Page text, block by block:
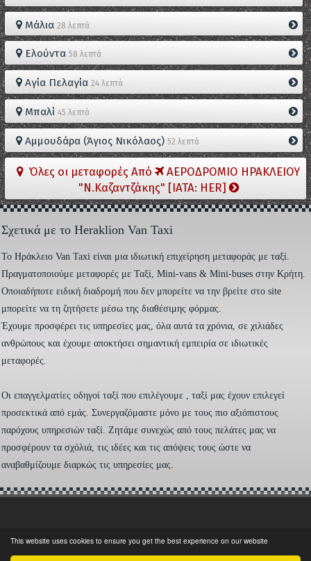
This website uses cookies to ensure you get the best experience on our website
Μάλια 28 λεπτά
Ελούντα 58 λεπτά
Αγία Πελαγία 24 λεπτά
Μπαλί 45 λεπτά
Αμμουδάρα (Άγιος Νικόλαος) 52 λεπτά
Όλες οι μεταφορές Από
ΑΕΡΟΔΡΟΜΙΟ ΗΡΑΚΛΕΙΟΥ
"Ν.Καζαντζάκης" [IATA: HER]
Σχετικά με το Heraklion Van Taxi
To Ηράκλειο Van Taxi είναι μια ιδιωτική επιχείρηση μεταφοράς με ταξί.
Πραγματοποιούμε μεταφορές με Ταξί, Mini-vans & Mini-buses στην Κρήτη.
Οποιαδήποτε ειδική διαδρομή που δεν μπορείτε να την βρείτε στο site
μπορείτε να τη ζητήσετε μέσω της διαθέσιμης φόρμας.
Έχουμε προσφέρει τις υπηρεσίες μας, όλα αυτά τα χρόνια, σε χιλιάδες
ανθρώπους και έχουμε αποκτήσει σημαντική εμπειρία σε ιδιωτικές
μεταφορές.
Οι επαγγελματίες οδηγοί ταξί που επιλέγουμε , ταξί μας έχουν επιλεγεί
προσεκτικά από εμάς. Συνεργαζόμαστε μόνο με τους πιο αξιόπιστους
παρόχους υπηρεσιών ταξί. Ζητάμε συνεχώς από τους πελάτες μας να
προσφέρουν τα σχόλιά, τις ιδέες και τις απόψεις τους ώστε να
αναβαθμίζουμε διαρκώς τις υπηρεσίες μας.